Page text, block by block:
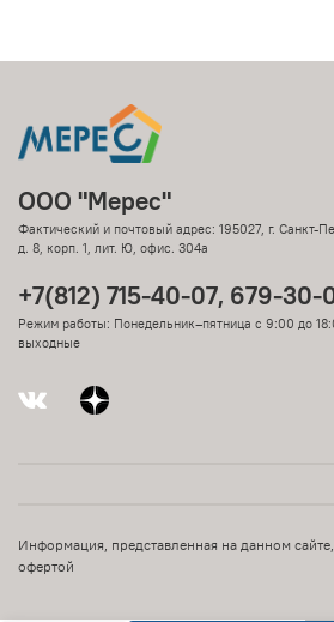
ООО "Мерес"
Фактический и почтовый адрес: 195027, г. Санкт-
д. 8, корп. 1, лит. Ю, офис. 304а
+7(812) 715-40-07, 679-30-
Режим работы: Понедельник–пятница с 9:00 до
выходные
Информация, представленная на данном
офертой